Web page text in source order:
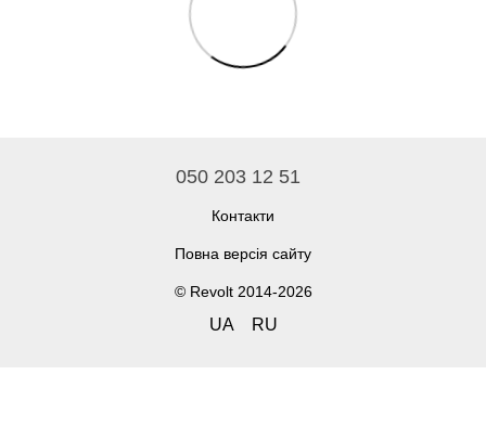
050 203 12 51
Контакти
Повна версія сайту
© Revolt 2014-2026
UA RU